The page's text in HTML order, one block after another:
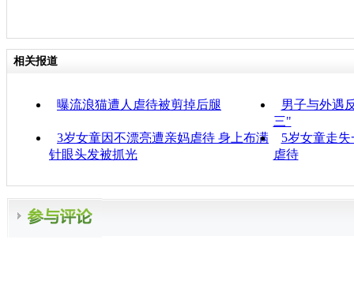
相关报道
曝流浪猫遭人虐待被剪掉后腿
男子与外遇
三"
3岁女童因不漂亮遭亲妈虐待 身上布满
针眼头发被抓光
5岁女童走
虐待